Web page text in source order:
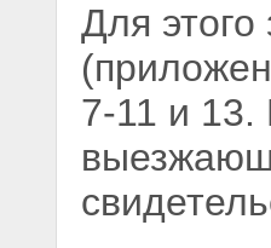
Для
7-11 и